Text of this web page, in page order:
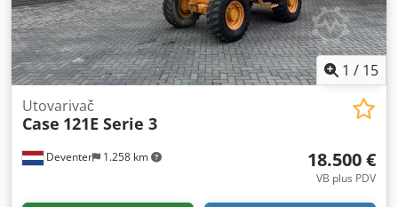
1 / 15
Deventer 1.258 km
Utovarivač
Case 121E Serie 3
18.500 €
VB plus PDV